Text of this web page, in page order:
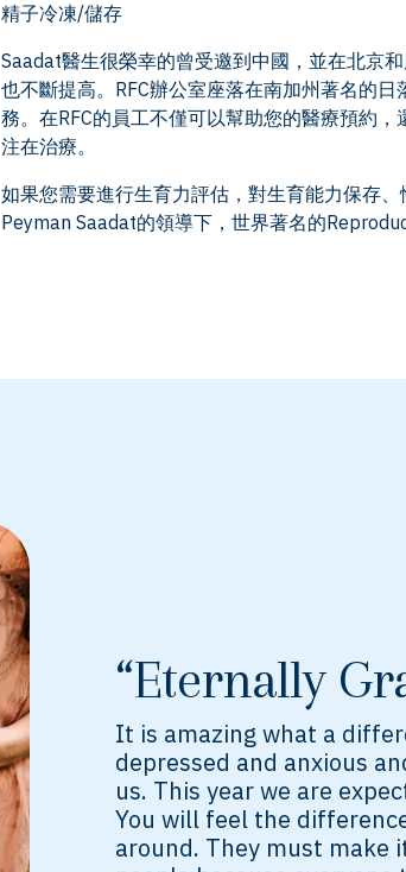
精子冷凍/儲存
Saadat醫生很榮幸的曾受邀到中國，並在北京
也不斷提高。RFC辦公室座落在南加州著名的
務。在RFC的員工不僅可以幫助您的醫療預約
注在治療。
如果您需要進行生育力評估，對生育能力保存
Peyman Saadat的領導下，世界著名的
“Eternally
It is amazing what a
depressed and anxious
us. This year we are
You will feel the
around. They must make